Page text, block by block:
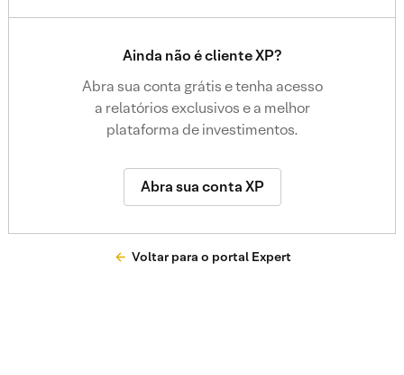
Ainda não é cliente XP?
Abra sua conta grátis e tenha acesso
a relatórios exclusivos e a melhor
plataforma de investimentos.
Abra sua conta XP
Voltar para o portal Expert